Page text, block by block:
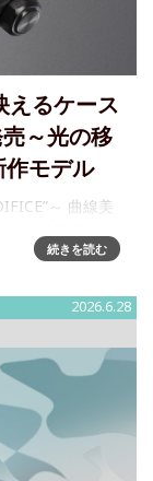
えるケース
～光の移
作モデル
～ 曲線美
た腕時計“EDI
続きを読む
2026.6.28